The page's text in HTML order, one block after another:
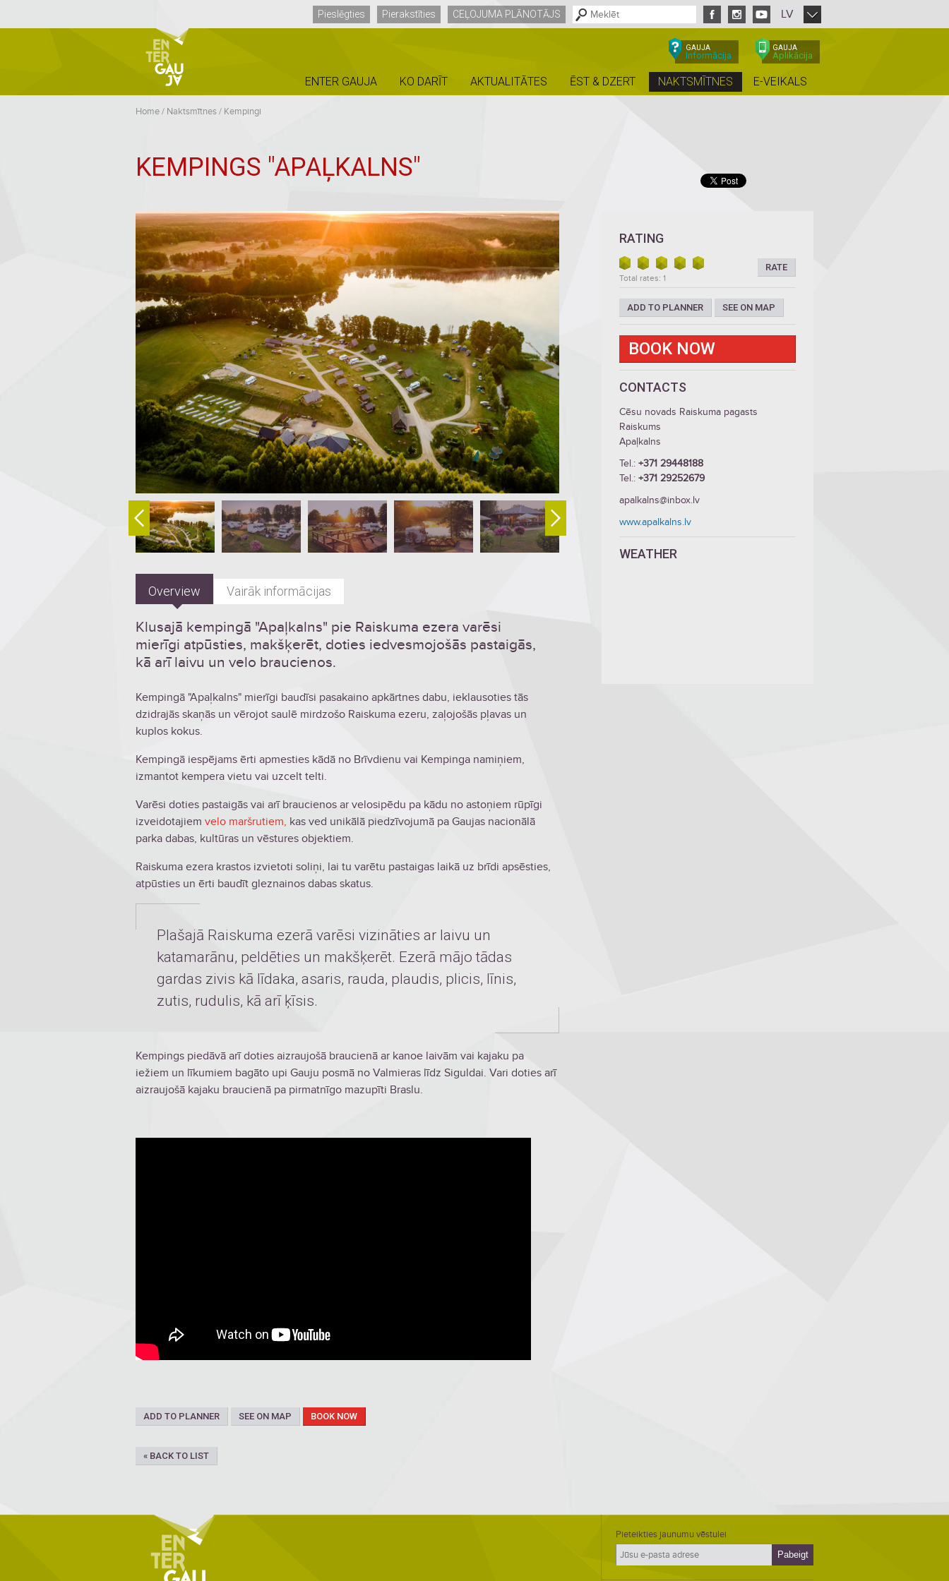
Pieslēgties Pierakstīties CEĻOJUMA PLĀNOTĀJS LV
GAUJA
Informācija
GAUJA
Aplikācija
ENTER GAUJA KO DARĪT AKTUALITĀTES ĒST & DZERT NAKTSMĪTNES E-VEIKALS
Home/ Naktsmītnes/ Kempingi
KEMPINGS "APAĻKALNS"
Overview Vairāk informācijas
Klusajā kempingā "Apaļkalns" pie Raiskuma ezera varēsi
mierīgi atpūsties, makšķerēt, doties iedvesmojošās pastaigās,
kā arī laivu un velo braucienos.
Kempingā "Apaļkalns" mierīgi baudīsi pasakaino apkārtnes dabu, ieklausoties tās
dzidrajās skaņās un vērojot saulē mirdzošo Raiskuma ezeru, zaļojošās pļavas un
kuplos kokus.
Kempingā iespējams ērti apmesties kādā no Brīvdienu vai Kempinga namiņiem,
izmantot kempera vietu vai uzcelt telti.
Varēsi doties pastaigās vai arī braucienos ar velosipēdu pa kādu no astoņiem rūpīgi
izveidotajiem velo maršrutiem, kas ved unikālā piedzīvojumā pa Gaujas nacionālā
parka dabas, kultūras un vēstures objektiem.
Raiskuma ezera krastos izvietoti soliņi, lai tu varētu pastaigas laikā uz brīdi apsēsties,
atpūsties un ērti baudīt gleznainos dabas skatus.
Plašajā Raiskuma ezerā varēsi vizināties ar laivu un
katamarānu, peldēties un makšķerēt. Ezerā mājo tādas
gardas zivis kā līdaka, asaris, rauda, plaudis, plicis, līnis,
zutis, rudulis, kā arī ķīsis.
Kempings piedāvā arī doties aizraujošā braucienā ar kanoe laivām vai kajaku pa
iežiem un līkumiem bagāto upi Gauju posmā no Valmieras līdz Siguldai. Vari doties arī
aizraujošā kajaku braucienā pa pirmatnīgo mazupīti Braslu.
ADD TO PLANNER SEE ON MAP BOOK NOW
« BACK TO LIST
RATING
RATE
Total rates: 1
ADD TO PLANNER SEE ON MAP
BOOK NOW
CONTACTS
Cēsu novads Raiskuma pagasts
Raiskums
Apaļkalns
Tel.: +371 29448188
Tel.: +371 29252679
apalkalns@inbox.lv
www.apalkalns.lv
WEATHER
Pieteikties jaunumu vēstulei